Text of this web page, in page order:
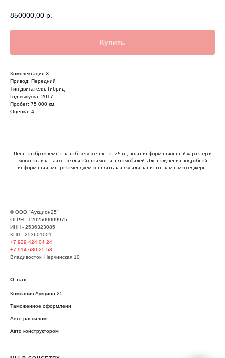
850000,00 р.
Купить
Комплектация X
Привод: Передний
Тип двигателя: Гибрид
Год выпуска: 2017
Пробег: 75 000 км
Оценка: 4
Цены отображаемые на веб-ресурсе auction25.ru, носят информационный характер и
могут отличаться от реальной стоимости автомобилей. Для получения подробной
информации, мы рекомендуем оставить заявку или написать нам в месседжеры.
© ООО "Аукцион25"
ОГРН - 1202500009975
ИНН - 2536323085
КПП - 253601001
+7 929 424 04 24
+7 914 680 25 53
Владивосток, Нерчинская 10
О нас
Компания Аукцион 25
Таможенное оформлени
Авто распилом
Авто конструктором